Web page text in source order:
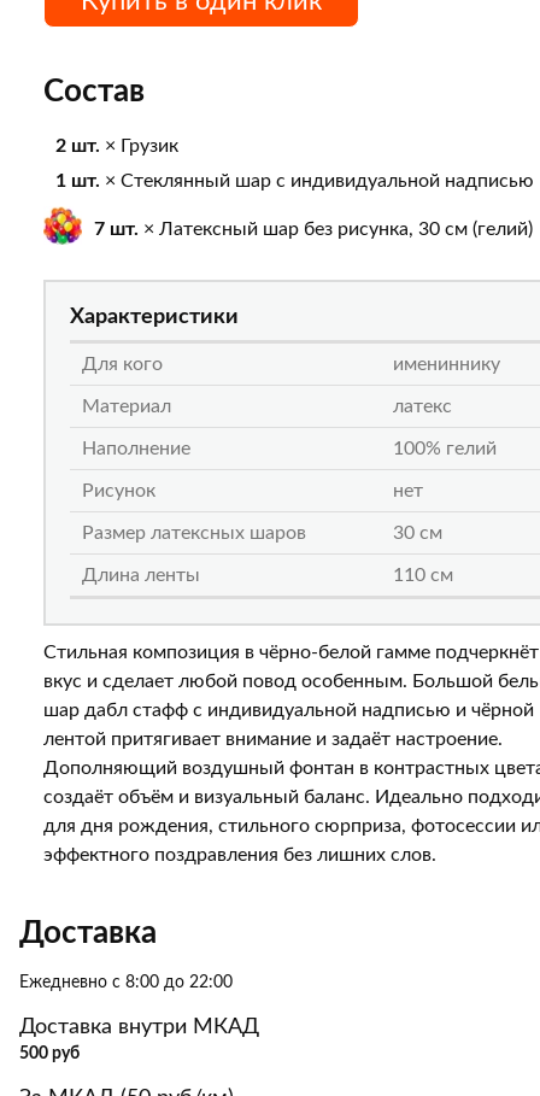
Состав
2 шт. × Грузик
1 шт. × Стеклянный шар с индивидуальной надписью
7 шт. × Латексный шар без рисунка, 30 см (гелий)
Характеристики
Для кого имениннику
Материал латекс
Наполнение 100% гелий
Рисунок нет
Размер латексных шаров 30 см
Длина ленты 110 см
Стильная композиция в чёрно-белой гамме подчеркнёт
вкус и сделает любой повод особенным. Большой
шар дабл стафф с индивидуальной надписью и чёрной
лентой притягивает внимание и задаёт настроение.
Дополняющий воздушный фонтан в контрастных
создаёт объём и визуальный баланс. Идеально
для дня рождения, стильного сюрприза, фотосессии
эффектного поздравления без лишних слов.
Доставка
Ежедневно с 8:00 до 22:00
Доставка внутри МКАД
500 руб